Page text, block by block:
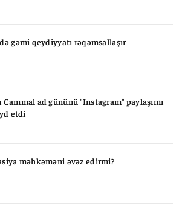
gəmi qeydiyyatı rəqəmsallaşır
Cammal ad gününü "Instagram" paylaşımı
etdi
məhkəməni əvəz edirmi?